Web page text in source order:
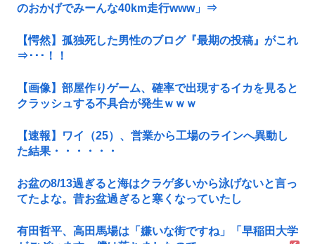
のおかげでみーんな40km走行www」⇒
【愕然】孤独死した男性のブログ『最期の投稿』がこれ
⇒･･･！！
【画像】部屋作りゲーム、確率で出現するイカを見ると
クラッシュする不具合が発生ｗｗｗ
【速報】ワイ（25）、営業から工場のラインへ異動し
た結果・・・・・・
お盆の8/13過ぎると海はクラゲ多いから泳げないと言っ
てたよな。昔お盆過ぎると寒くなっていたし
有田哲平、高田馬場は「嫌いな街ですね」「早稲田大学